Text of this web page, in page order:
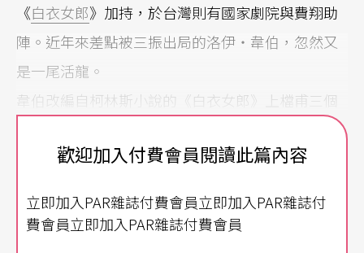
《白衣女郎》加持，於台灣則有國家劇院與費翔助
陣。近年來差點被三振出局的洛伊‧韋伯，忽然又
是一尾活龍。
韋伯改編自柯林斯小說的《白衣女郎》上檔甫三個
瀾，必然吸引懷舊戲迷進場。柯芬園芭蕾已將《哈
然看重它們吸票機的潛能。柯林斯的小說有幾個中
歡迎加入付費會員閱讀此篇內容
立即加入PAR雜誌付費會員立即加入PAR雜誌付
費會員立即加入PAR雜誌付費會員